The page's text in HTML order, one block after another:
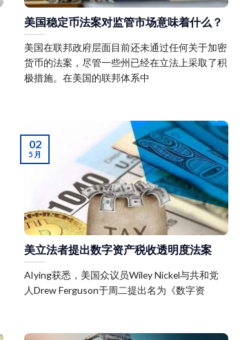
美国稳定币法案对监管市场意味着什么？
美国在联邦政府层面目前还未通过任何关于加密
货币的法案，尽管一些州已经在立法上采取了积
极措施。在美国的联邦体系中
美立法者提出数字资产税收透明度法案
AIying获悉，美国众议员Wiley Nickel与共和党
人Drew Ferguson于周二提出名为《数字资
02
5 月